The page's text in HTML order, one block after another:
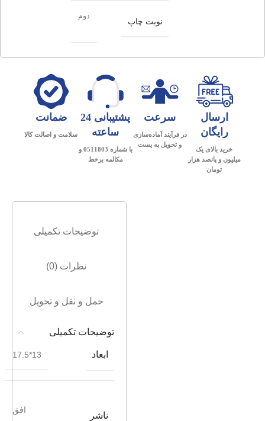
نوبت چاپ
دوم
ارسال
رایگان
خرید بالای یک
میلیون و پانصد هزار
تومان
سرعت
در فرآیند آماده‌سازی
و تحویل به پست
پشتیبانی 24
ساعته
با شماره 0511803 و
مکالمه برخط
ضمانت
سلامت و اصالت کالا
توضیحات تکمیلی
نظرات (0)
حمل و نقل و تحویل
توضیحات تکمیلی
ابعاد 13*17.5
ناشر
افق